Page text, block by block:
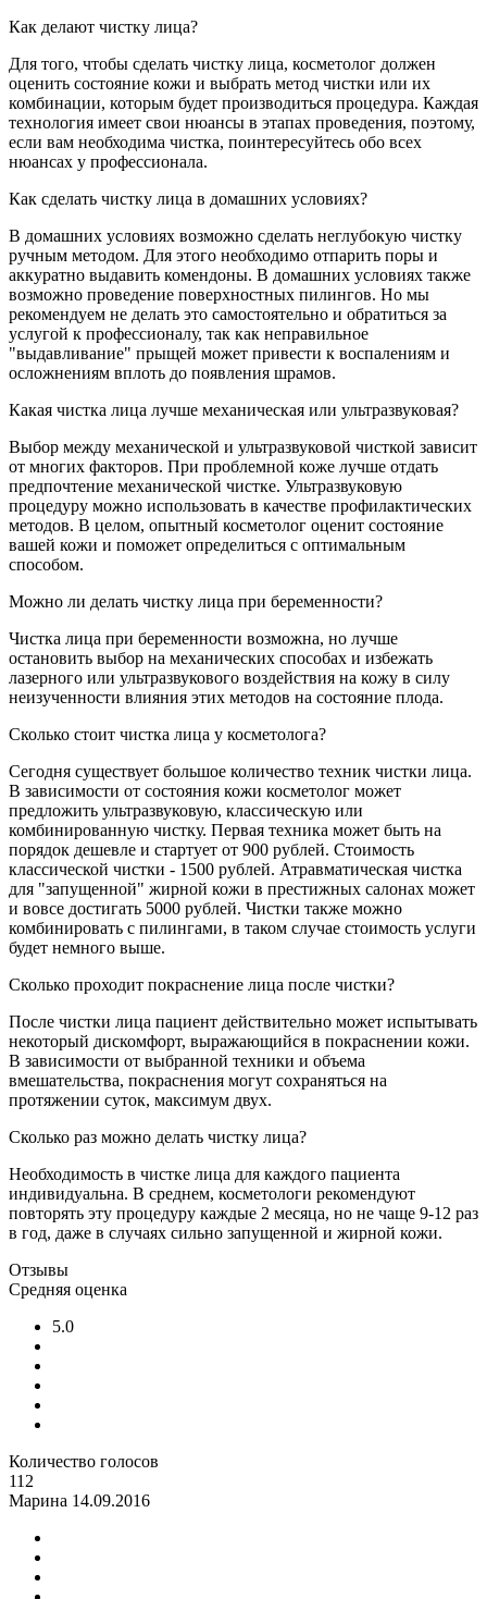
Как делают чистку лица?
Для того, чтобы сделать чистку лица, косметолог должен
оценить состояние кожи и выбрать метод чистки или их
комбинации, которым будет производиться процедура. Каждая
технология имеет свои нюансы в этапах проведения, поэтому,
если вам необходима чистка, поинтересуйтесь обо всех
нюансах у профессионала.
Как сделать чистку лица в домашних условиях?
В домашних условиях возможно сделать неглубокую чистку
ручным методом. Для этого необходимо отпарить поры и
аккуратно выдавить комендоны. В домашних условиях также
возможно проведение поверхностных пилингов. Но мы
рекомендуем не делать это самостоятельно и обратиться за
услугой к профессионалу, так как неправильное
"выдавливание" прыщей может привести к воспалениям и
осложнениям вплоть до появления шрамов.
Какая чистка лица лучше механическая или ультразвуковая?
Выбор между механической и ультразвуковой чисткой зависит
от многих факторов. При проблемной коже лучше отдать
предпочтение механической чистке. Ультразвуковую
процедуру можно использовать в качестве профилактических
методов. В целом, опытный косметолог оценит состояние
вашей кожи и поможет определиться с оптимальным
способом.
Можно ли делать чистку лица при беременности?
Чистка лица при беременности возможна, но лучше
остановить выбор на механических способах и избежать
лазерного или ультразвукового воздействия на кожу в силу
неизученности влияния этих методов на состояние плода.
Сколько стоит чистка лица у косметолога?
Сегодня существует большое количество техник чистки лица.
В зависимости от состояния кожи косметолог может
предложить ультразвуковую, классическую или
комбинированную чистку. Первая техника может быть на
порядок дешевле и стартует от 900 рублей. Стоимость
классической чистки - 1500 рублей. Атравматическая чистка
для "запущенной" жирной кожи в престижных салонах может
и вовсе достигать 5000 рублей. Чистки также можно
комбинировать с пилингами, в таком случае стоимость услуги
будет немного выше.
Сколько проходит покраснение лица после чистки?
После чистки лица пациент действительно может испытывать
некоторый дискомфорт, выражающийся в покраснении кожи.
В зависимости от выбранной техники и объема
вмешательства, покраснения могут сохраняться на
протяжении суток, максимум двух.
Сколько раз можно делать чистку лица?
Необходимость в чистке лица для каждого пациента
индивидуальна. В среднем, косметологи рекомендуют
повторять эту процедуру каждые 2 месяца, но не чаще 9-12 раз
в год, даже в случаях сильно запущенной и жирной кожи.
Отзывы
Средняя оценка
5.0
Количество голосов
112
Марина 14.09.2016